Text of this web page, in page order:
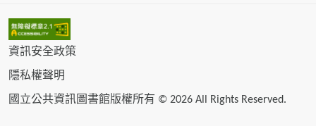
資訊安全政策
隱私權聲明
國立公共資訊圖書館版權所有 © 2026 All Rights Reserved.